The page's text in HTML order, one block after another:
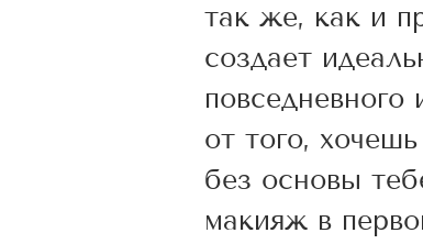
так же, как и
создает
от того,
без основы
макияж в